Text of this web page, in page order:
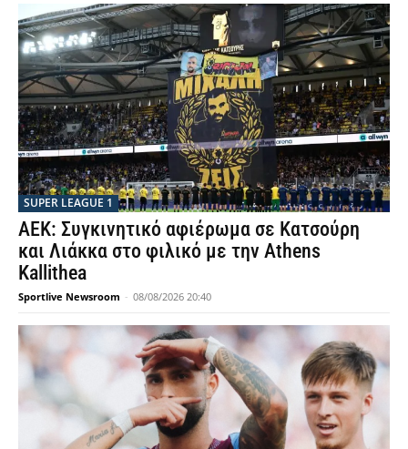
SUPER LEAGUE 1
ΑΕΚ: Συγκινητικό αφιέρωμα σε Κατσούρη
και Λιάκκα στο φιλικό με την Athens
Kallithea
Sportlive Newsroom - 08/08/2026 20:40